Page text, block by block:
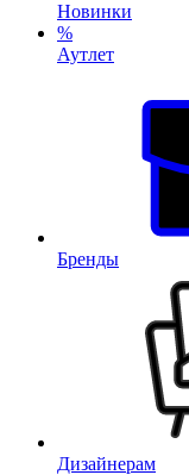
Новинки
%
Аутлет
Бренды
Дизайнерам